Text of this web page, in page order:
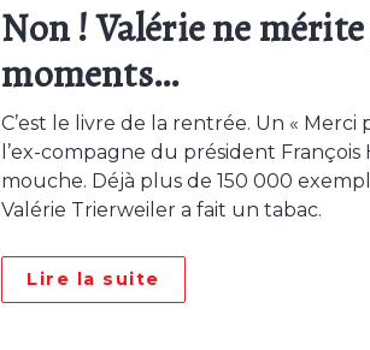
Non ! Valérie ne mérite
moments…
C’est le livre de la rentrée. Un «
l’ex-compagne du président
mouche. Déjà plus de 150 000
Valérie Trierweiler a fait un tabac.
Lire la suite